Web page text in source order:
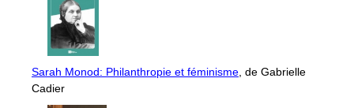
Sarah Monod: Philanthropie et féminisme , de Gabrielle
Cadier